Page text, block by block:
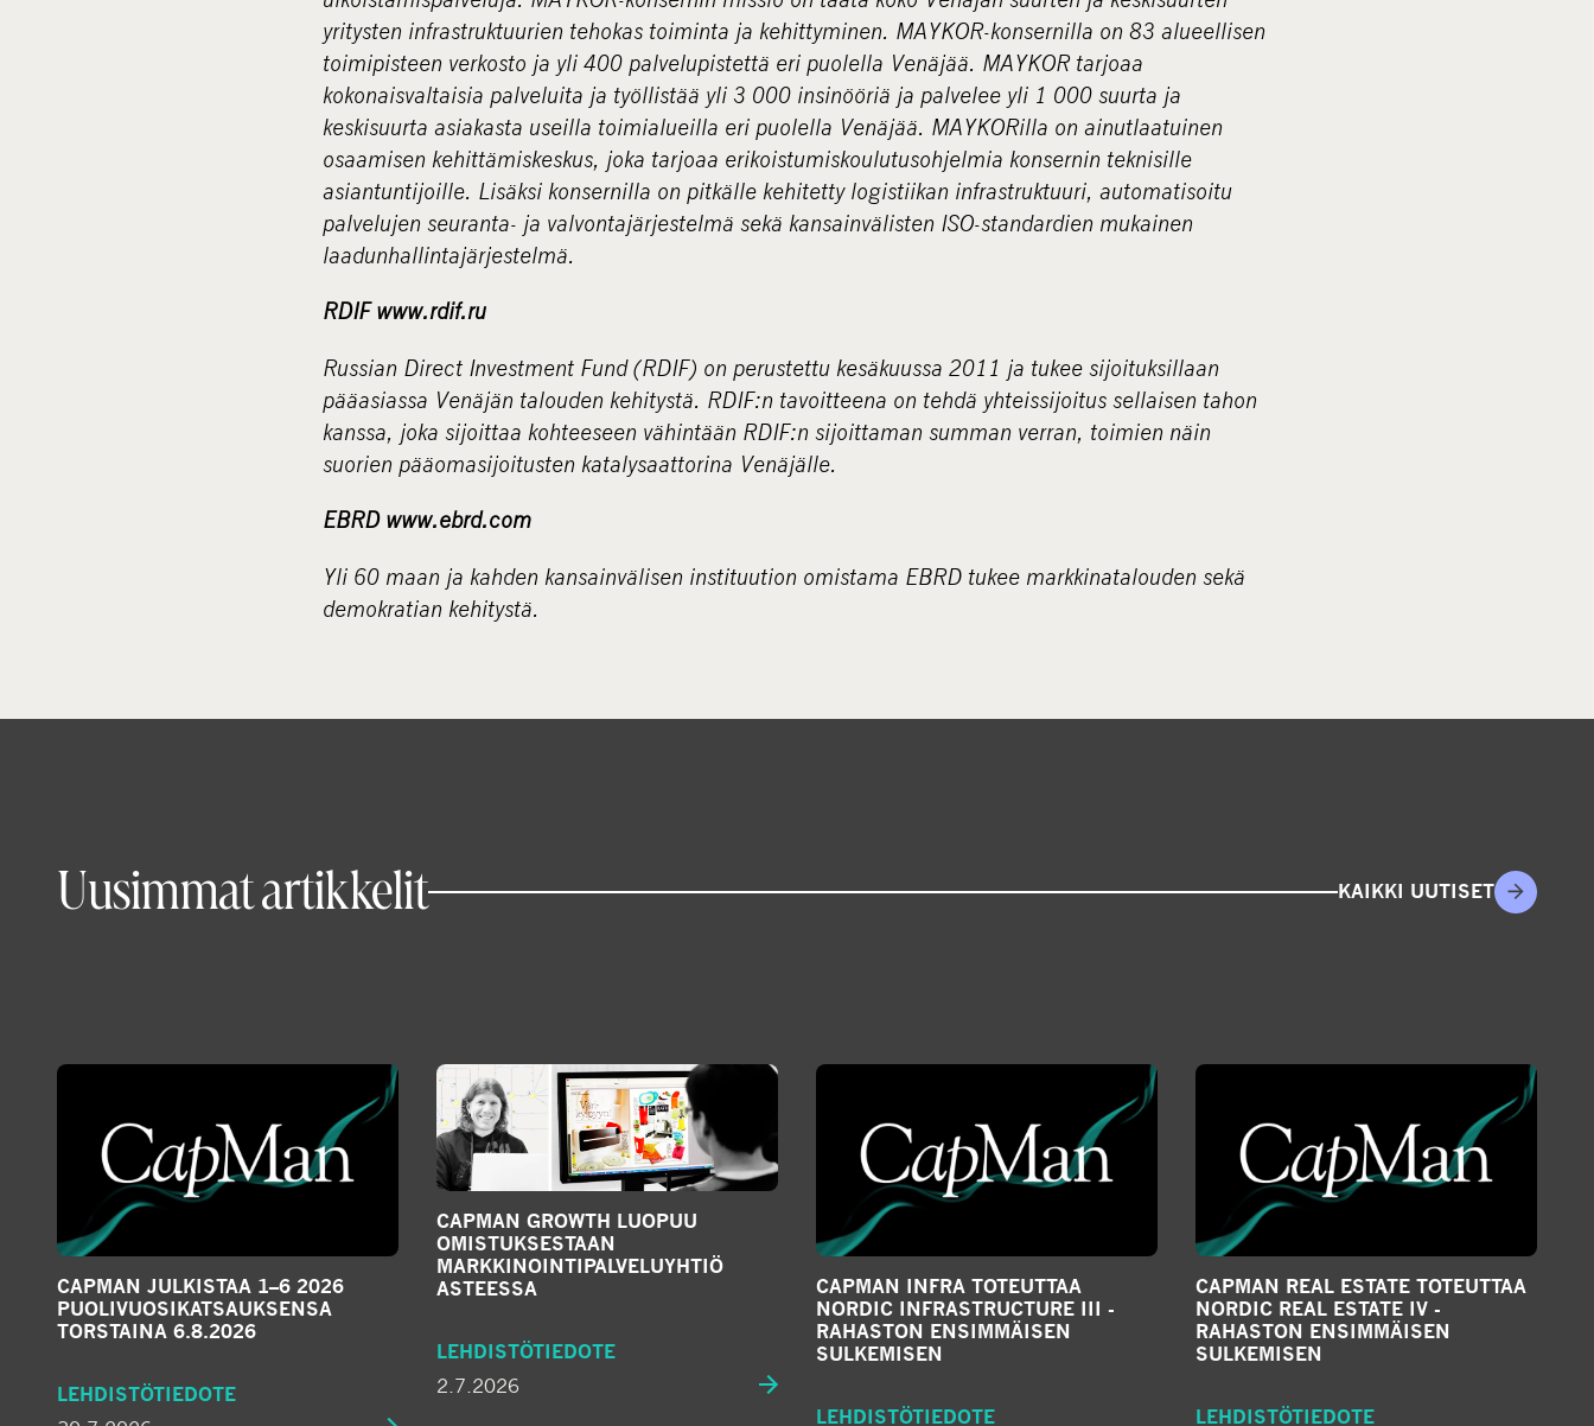
yritysten infrastruktuurien tehokas toiminta ja kehittyminen. MAYKOR-konsernilla on 83 alueellisen
toimipisteen verkosto ja yli 400 palvelupistettä eri puolella Venäjää. MAYKOR tarjoaa
kokonaisvaltaisia palveluita ja työllistää yli 3 000 insinööriä ja palvelee yli 1 000 suurta ja
keskisuurta asiakasta useilla toimialueilla eri puolella Venäjää. MAYKORilla on ainutlaatuinen
osaamisen kehittämiskeskus, joka tarjoaa erikoistumiskoulutusohjelmia konsernin teknisille
asiantuntijoille. Lisäksi konsernilla on pitkälle kehitetty logistiikan infrastruktuuri, automatisoitu
palvelujen seuranta- ja valvontajärjestelmä sekä kansainvälisten ISO-standardien mukainen
laadunhallintajärjestelmä.
RDIF www.rdif.ru
Russian Direct Investment Fund (RDIF) on perustettu kesäkuussa 2011 ja tukee sijoituksillaan
pääasiassa Venäjän talouden kehitystä. RDIF:n tavoitteena on tehdä yhteissijoitus sellaisen tahon
kanssa, joka sijoittaa kohteeseen vähintään RDIF:n sijoittaman summan verran, toimien näin
suorien pääomasijoitusten katalysaattorina Venäjälle.
EBRD www.ebrd.com
Yli 60 maan ja kahden kansainvälisen instituution omistama EBRD tukee markkinatalouden sekä
demokratian kehitystä.
Uusimmat artikkelit KAIKKI UUTISET
CAPMAN JULKISTAA 1–6 2026
PUOLIVUOSIKATSAUKSENSA
TORSTAINA 6.8.2026
LEHDISTÖTIEDOTE
CAPMAN GROWTH LUOPUU
OMISTUKSESTAAN
MARKKINOINTIPALVELUYHTIÖ
ASTEESSA
LEHDISTÖTIEDOTE
2.7.2026
CAPMAN INFRA TOTEUTTAA
NORDIC INFRASTRUCTURE III -
RAHASTON ENSIMMÄISEN
SULKEMISEN
LEHDISTÖTIEDOTE
CAPMAN REAL ESTATE TOTEUTTAA
NORDIC REAL ESTATE IV -
RAHASTON ENSIMMÄISEN
SULKEMISEN
LEHDISTÖTIEDOTE